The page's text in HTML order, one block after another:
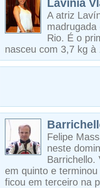
Lavínia
A atriz
Rio. É o
nasceu com 3,7 kg à
Felipe
neste
Barrichello.
em quinto e
ficou em terceiro na